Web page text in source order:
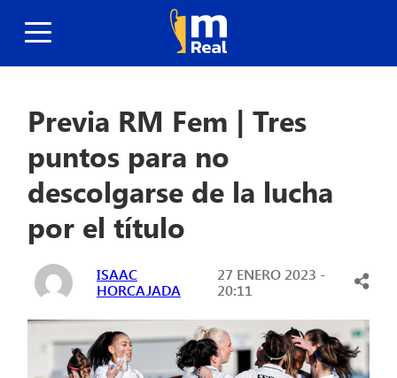
Previa RM Fem | Tres
puntos para no
descolgarse de la lucha
por el título
ISAAC
HORCAJADA
27 ENERO 2023 -
20:11